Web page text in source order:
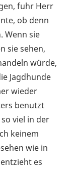
fuhr Herr
ob denn
Wenn sie
sie sehen,
würde,
Jagdhunde
wieder
benutzt
viel in der
keinem
wie in
es